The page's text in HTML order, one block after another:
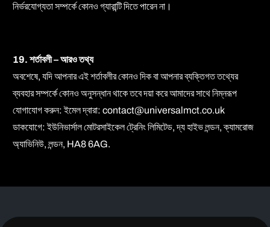
নির্ভরযোগ্যতা সম্পর্কে কোনও গ্যারান্টি দিতে পারেন না।
19. শর্তাবলী – আরও তথ্য
অবশেষে, যদি আপনার এই শর্তাবলীর কোনও দিক বা আপনার ব্যক্তিগত তথ্যের
ব্যবহার সম্পর্কে কোনও অনুসন্ধান থাকে তবে দয়া করে আমাদের সাথে নিম্নরূপ
যোগাযোগ করুন: ইমেল দ্বারা:contact@universalmct.co.uk
ডাকযোগে: ইউনিভার্সাল মোটরসাইকেল ট্রেনিং লিমিটেড, দ্য হাইভ লন্ডন, ক্যামরোজ
অ্যাভিনিউ, লন্ডন, HA8 6AG.